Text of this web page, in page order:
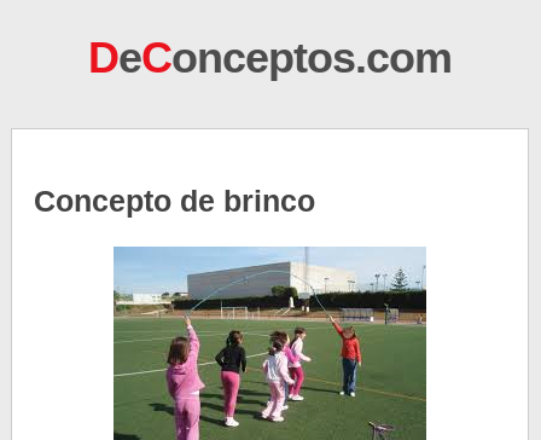
DeConceptos.com
Concepto de brinco